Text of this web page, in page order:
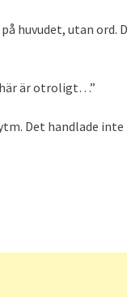
huvudet, utan ord.
här är otroligt…”
Det handlade